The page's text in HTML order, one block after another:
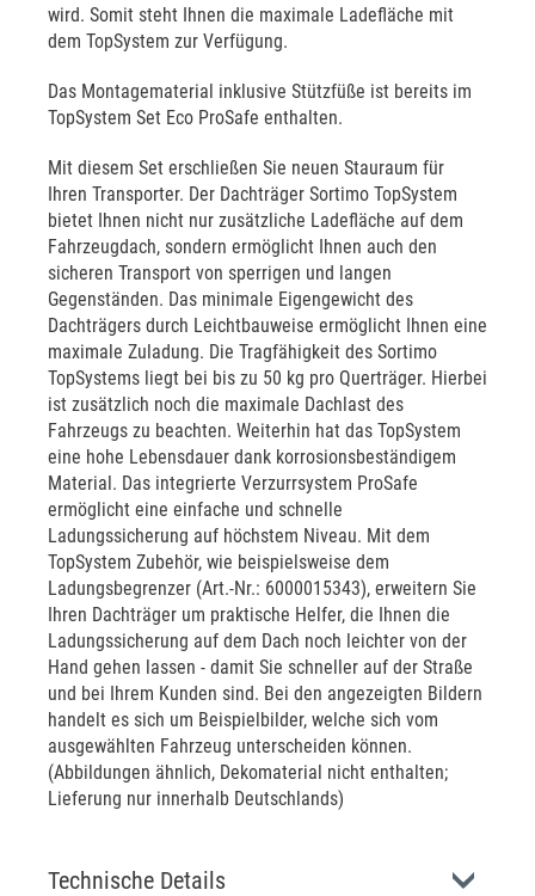
wird. Somit steht Ihnen die maximale Ladefläche mit
dem TopSystem zur Verfügung.
Das Montagematerial inklusive Stützfüße ist bereits im
TopSystem Set Eco ProSafe enthalten.
Mit diesem Set erschließen Sie neuen Stauraum für
Ihren Transporter. Der Dachträger Sortimo TopSystem
bietet Ihnen nicht nur zusätzliche Ladefläche auf dem
Fahrzeugdach, sondern ermöglicht Ihnen auch den
sicheren Transport von sperrigen und langen
Gegenständen. Das minimale Eigengewicht des
Dachträgers durch Leichtbauweise ermöglicht Ihnen eine
maximale Zuladung. Die Tragfähigkeit des Sortimo
TopSystems liegt bei bis zu 50 kg pro Querträger. Hierbei
ist zusätzlich noch die maximale Dachlast des
Fahrzeugs zu beachten. Weiterhin hat das TopSystem
eine hohe Lebensdauer dank korrosionsbeständigem
Material. Das integrierte Verzurrsystem ProSafe
ermöglicht eine einfache und schnelle
Ladungssicherung auf höchstem Niveau. Mit dem
TopSystem Zubehör, wie beispielsweise dem
Ladungsbegrenzer (Art.-Nr.: 6000015343), erweitern Sie
Ihren Dachträger um praktische Helfer, die Ihnen die
Ladungssicherung auf dem Dach noch leichter von der
Hand gehen lassen - damit Sie schneller auf der Straße
und bei Ihrem Kunden sind. Bei den angezeigten Bildern
handelt es sich um Beispielbilder, welche sich vom
ausgewählten Fahrzeug unterscheiden können.
(Abbildungen ähnlich, Dekomaterial nicht enthalten;
Lieferung nur innerhalb Deutschlands)
Technische Details